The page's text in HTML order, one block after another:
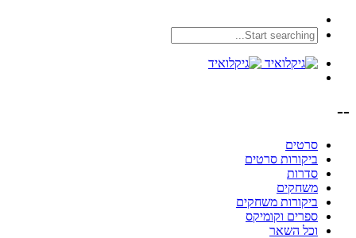
--
סרטים
ביקורות סרטים
סדרות
משחקים
ביקורות משחקים
ספרים וקומיקס
וכל השאר